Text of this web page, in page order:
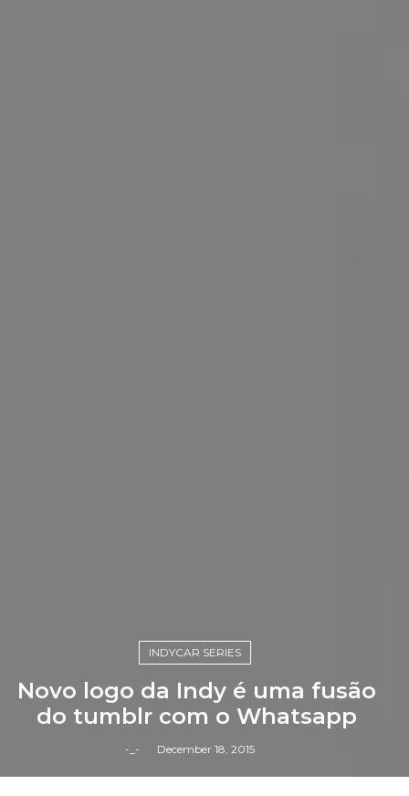
INDYCAR SERIES
Novo logo da Indy é uma fusão
do tumblr com o Whatsapp
-_- December 18, 2015